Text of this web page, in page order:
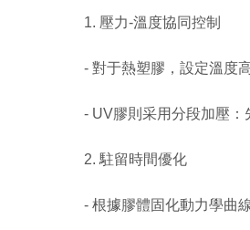
1. 壓力-溫度協同控制
- 對于熱塑膠，設定溫度高
- UV膠則采用分段加壓：先
2. 駐留時間優化
- 根據膠體固化動力學曲線